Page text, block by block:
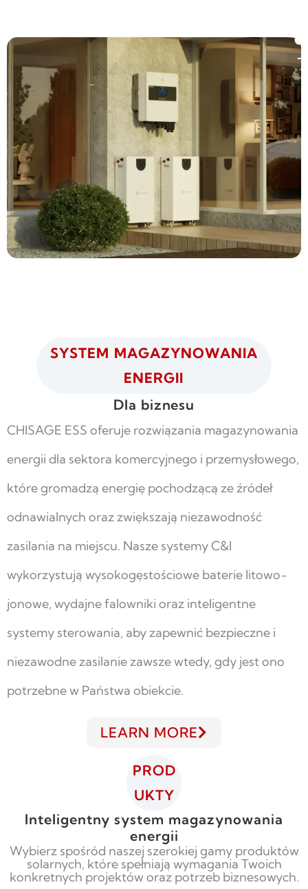
SYSTEM MAGAZYNOWANIA
ENERGII
Dla biznesu
CHISAGE ESS oferuje rozwiązania magazynowania
energii dla sektora komercyjnego i przemysłowego,
które gromadzą energię pochodzącą ze źródeł
odnawialnych oraz zwiększają niezawodność
zasilania na miejscu. Nasze systemy C&I
wykorzystują wysokogęstościowe baterie litowo-
jonowe, wydajne falowniki oraz inteligentne
systemy sterowania, aby zapewnić bezpieczne i
niezawodne zasilanie zawsze wtedy, gdy jest ono
potrzebne w Państwa obiekcie.
LEARN MORE
PROD
UKTY
Inteligentny system magazynowania
energii
Wybierz spośród naszej szerokiej gamy produktów
solarnych, które spełniają wymagania Twoich
konkretnych projektów oraz potrzeb biznesowych.